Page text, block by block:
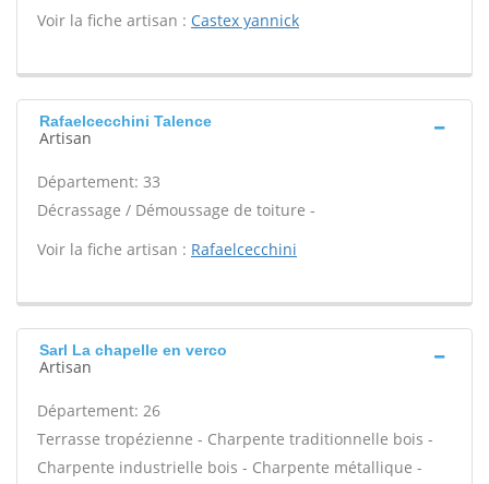
Voir la fiche artisan : Castex yannick
Rafaelcecchini Talence
Artisan
Département: 33
Décrassage / Démoussage de toiture -
Voir la fiche artisan : Rafaelcecchini
Sarl La chapelle en verco
Artisan
Département: 26
Terrasse tropézienne - Charpente traditionnelle bois -
Charpente industrielle bois - Charpente métallique -